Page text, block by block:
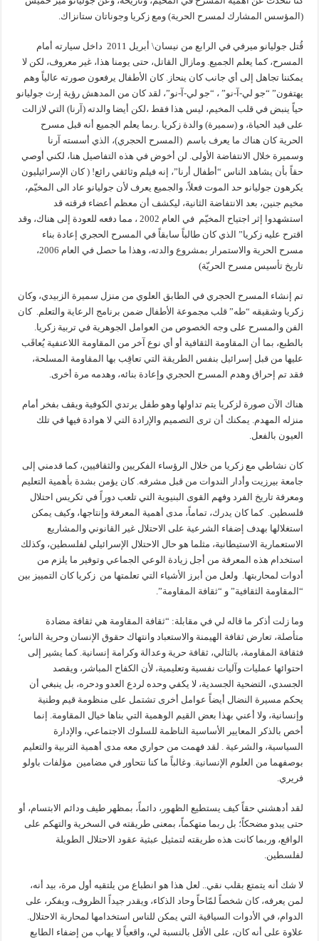
(المؤسس المشارك لمسرح الحرية) ومع زكريا وجوناتان ستانزاك.
قُتل جوليانو ميرفي في الرابع من نيسان\ أبريل 2011 داخل سيارته أمام
المسرح، كما يعلم الجميع. ومازال القاتل، حتى يومنا هذا، غير معروف، لكن لا
يمكننا تجاهل إلى أي جانب كان ينحاز. كان الأطفال يرفعون صورته عالياً وهم
يهتفون” “جو لي-آ-نو” ، “جو لي-آ-نو”، لقد كان من المدهش رؤية إرث جوليانو
حياً ينبض في قلب المخيم، ليس هذا فقط ،لكن أيضا والدته (آرنا) التي لازالت
على قيد الحياة، و (سميرة) والدة زكريا .ربما يعلم الجميع أنه قبل مسرح
الحرية كان هناك ما يعرف باسم (المسرح الحجري)، الذي أسسته آرنا
وسميرة خلال الانتفاضة الأولى. لن أخوض في هذه التفاصيل هنا، لكني أوصي
حقاً بأن يشاهد الناس “أطفال أرنا”، إنه فيلم وثائقي رائع! ( كان الإسرائيليون
يكرهون جوليانو حد الموت فعلاً، والجميع يعرف لأن جوليانو عاد الى المخيّم،
مخيم جنين، بعد الانتفاضة الثانية، ليكشف أن معظم أعضاء فرقته قد
استشهدوا إثر اجتياح المخيّم في العام 2002 ، مما دفعه للعودة إلى هناك، وقد
اقترح عليه زكريا” الذي كان طالباً سابقاً في المسرح الحجري إعادة بناء
مسرح الحرية والاستمرار بمشروع والدته، وهذا ما حصل في العام 2006،
تاريخ تأسيس مسرح الحريّة)
تم إنشاء المسرح الحجري في الطابق العلوي من منزل سميرة الزبيدي، وكان
زكريا وشقيقه “طه” قلب مجموعة الأطفال ضمن برنامج الرعاية والتعلم. كان
الفن والمسرح على وجه الخصوص من العوامل الجوهرية في تربية زكريا.
بالطبع، بما أن المقاومة الثقافية أو أي نوع آخر من المقاومة اللاعنفية يُعاقَب
عليها من قبل إسرائيل بنفس الطريقة التي تعاقِب بها المقاومة المسلحة،
فقد تم إحراق وهدم المسرح الحجري وإعادة بنائه، وهدمه مرة أخرى.
هناك الآن صورة لزكريا يتم تداولها وهو طفل يرتدي الكوفية ويقف بفخر أمام
منزله المهدم. يمكنك أن ترى التصميم والإرادة التي لا هوادة فيها في تلك
العيون بالفعل.
كان نشاطي مع زكريا من خلال الرؤساء الفكريين والثقافيين، كما قدمني إلى
جامعة بيرزيت وأدار الندوات من قبل مشرفه. كان يؤمن بشدة بأهمية التعليم
ومعرفة تاريخ الفرد وفهم القوى البنيوية التي تلعب دوراً في تكريس احتلال
فلسطين. كما كان يدرك، تماماً، مدى أهمية المعرفة وإنتاجها، وكيف يمكن
استغلالها بهدف إضفاء الشرعية على الاحتلال غير القانوني والمشاريع
الاستعمارية الاستيطانية، مثلما هو حال الاحتلال الإسرائيلي لفلسطين، وكذلك
استخدام هذه المعرفة من أجل زيادة الوعي الجماعي وتوفير ما يلزم من
أدوات لمحاربتها. ولعل من أبرز الأشياء التي تعلمتها من زكريا كان التمييز بين
“المقاومة الثقافية” و “ثقافة المقاومة”.
وما زلت أذكر ما قاله لي في مقابلة: “ثقافة المقاومة هي ثقافة مضادة
متأصلة، تعارض ثقافة الهيمنة والاستعباد وانتهاك حقوق الإنسان وحرية الناس؛
فثقافة المقاومة، بالتالي، ثقافة حرية وعدالة وكرامة إنسانية. كما يشير إلى
احتوائها عمليات وآليات نفسية وتعليمية، لأن الكفاح المباشر، ويقصد
الجسدي، التضحية الجسدية، لا يكفي وحده لردع العدو ودحره، بل ينبغي أن
يحكم مسيرة النضال أيضاً عوامل أخرى تشتمل على منظومة قيم وطنية
وإنسانية، ولا أعني بهذا بعض القيم الوهمية التي بناها خيال المقاومة. إنما
أخص بالذكر المعايير الأساسية الناظمة للسلوك الاجتماعي، والإدارة
السياسية، والشرعية . لقد فهمت من حواري معه مدى أهمية التربية والتعليم
بوصفهما من العلوم الإنسانية. وغالباً ما كنا نتحاور في مضامين مؤلفات باولو
فريري.
لقد أدهشني حقاً كيف يستطيع الظهور، دائماً، بمظهر طيف ودائم الابتسام، أو
حتى يبدو مضحكاً؛ بل ربما متهكماً، بمعنى طريقته في السخرية والتهكم على
الواقع، وربما كانت هذه طريقته لتمثيل عبثية عقود الاحتلال الطويلة
لفلسطين.
لا شك أنه يتمتع بقلب نقي.. لعل هذا هو انطباع من يلتقيه أول مرة، بيد أنه،
لمن يعرفه، كان شخصاً لمّاحاً وحاد الذكاء، ويقدر جيداً الظروف، ويفكر، على
الدوام، في الأدوات السياقية التي يمكن للناس استخدامها لمحاربة الاحتلال.
علاوة على أنه كان، على الأقل بالنسبة لي، واقعياً لا يهاب من إضفاء الطابع